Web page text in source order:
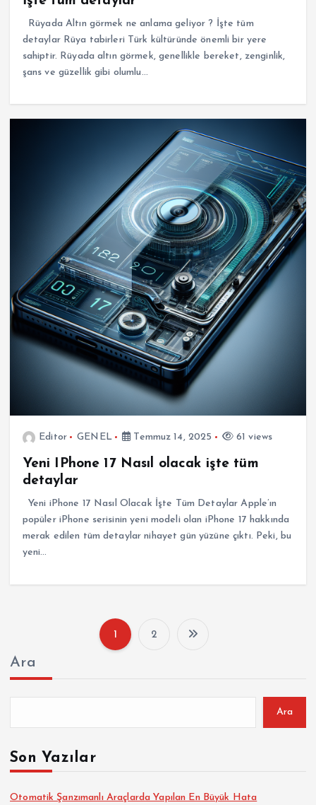
Rüyada Altın görmek ne anlama geliyor ? İşte tüm
detaylar Rüya tabirleri Türk kültüründe önemli bir yere
sahiptir. Rüyada altın görmek, genellikle bereket, zenginlik,
şans ve güzellik gibi olumlu…
Editor GENEL Temmuz 14, 2025 61 views
Yeni IPhone 17 Nasıl olacak işte tüm
detaylar
Yeni iPhone 17 Nasıl Olacak İşte Tüm Detaylar Apple’ın
popüler iPhone serisinin yeni modeli olan iPhone 17 hakkında
merak edilen tüm detaylar nihayet gün yüzüne çıktı. Peki, bu
yeni…
s
1 2
Ara
Ara
Son Yazılar
Otomatik Şanzımanlı Araçlarda Yapılan En Büyük Hata